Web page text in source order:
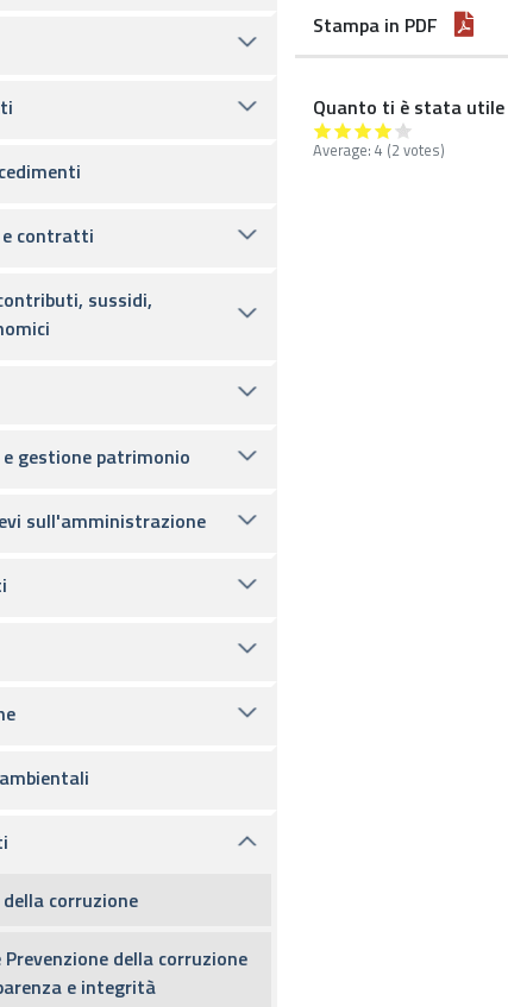
Stampa in PDF
Quanto ti è stata utile
Average: 4 (2votes)
e contratti
sussidi,
gestione patrimonio
sull'amministrazione
corruzione
Prevenzione della corruzione
e integrità